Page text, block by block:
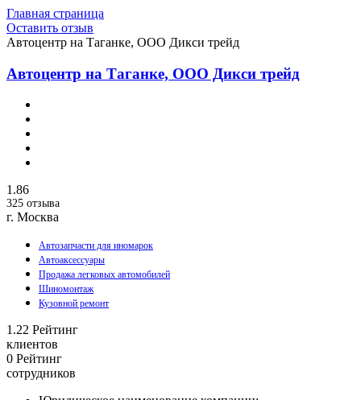
Главная страница
Оставить отзыв
Автоцентр на Таганке, ООО Дикси трейд
Автоцентр на Таганке, ООО Дикси трейд
1.86
325 отзыва
г. Москва
Автозапчасти для иномарок
Автоаксессуары
Продажа легковых автомобилей
Шиномонтаж
Кузовной ремонт
1.22 Рейтинг
клиентов
0 Рейтинг
сотрудников